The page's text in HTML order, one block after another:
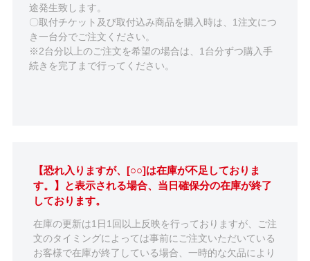
途発生致します。
〇取付チケット及び取付込み商品を購入時は、1注文につ
き一台分でご注文ください。
※2台分以上のご注文を希望の場合は、1台分ずつ購入手
続きを完了まで行ってください。
【恐れ入りますが、[○○]は在庫が不足しておりま
す。】と表示される場合、当日確保分の在庫が終了
しております。
在庫の更新は1日1回以上反映を行っておりますが、ご注
文のタイミングによっては事前にご注文いただいている
お客様で在庫が終了している場合、一時的な欠品により